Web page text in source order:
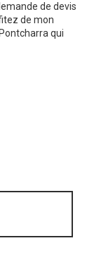
de devis
de mon
qui